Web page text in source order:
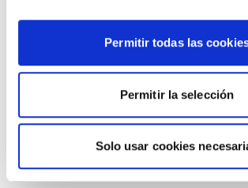
Permitir todas las
Permitir la selección
Solo usar cookies